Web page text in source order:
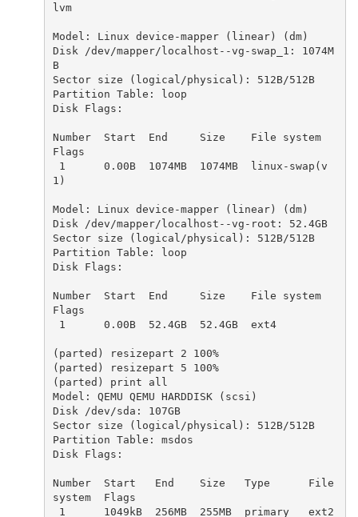
lvm
Model: Linux device-mapper (linear) (dm)
Disk /dev/mapper/localhost--vg-swap_1: 1074M
B
Sector size (logical/physical): 512B/512B
Partition Table: loop
Disk Flags:
Number  Start  End     Size    File system
Flags
1)
Model: Linux device-mapper (linear) (dm)
Disk /dev/mapper/localhost--vg-root: 52.4GB
Sector size (logical/physical): 512B/512B
Partition Table: loop
Disk Flags:
Number  Start  End     Size    File system
Flags
(parted) resizepart 2 100%
(parted) resizepart 5 100%
(parted) print all
Model: QEMU QEMU HARDDISK (scsi)
Disk /dev/sda: 107GB
Sector size (logical/physical): 512B/512B
Partition Table: msdos
Disk Flags:
Number  Start   End    Size   Type      File
system  Flags